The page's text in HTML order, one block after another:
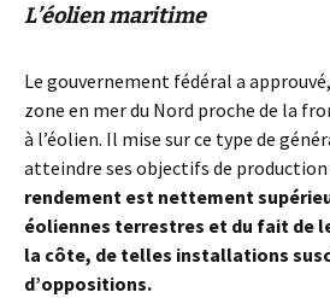
L’éolien maritime
Le gouvernement fédéral a
zone en mer du Nord proche de la
à l’éolien. Il mise sur ce type de
atteindre ses objectifs de
rendement est nettement
éoliennes terrestres et du fait de
la côte, de telles installations
d’oppositions.